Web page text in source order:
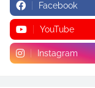
Facebook
YouTube
Instagram